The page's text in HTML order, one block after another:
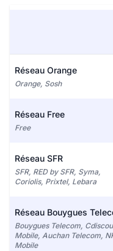
Réseau Orange
Orange, Sosh
Réseau Free
Free
Réseau SFR
SFR, RED by SFR, Syma,
Coriolis, Prixtel, Lebara
Réseau Bouygues
Bouygues Telecom,
Mobile, Auchan Telecom,
Mobile